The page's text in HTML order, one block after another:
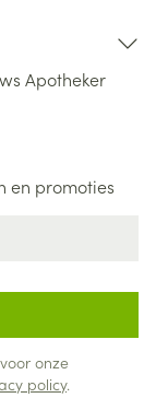
Apotheker
en promoties
onze
policy.